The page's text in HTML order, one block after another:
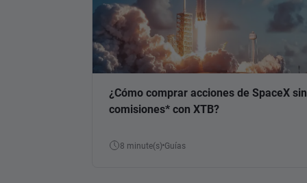
¿Cómo comprar acciones de SpaceX sin
comisiones* con XTB?
8 minute(s) Guías